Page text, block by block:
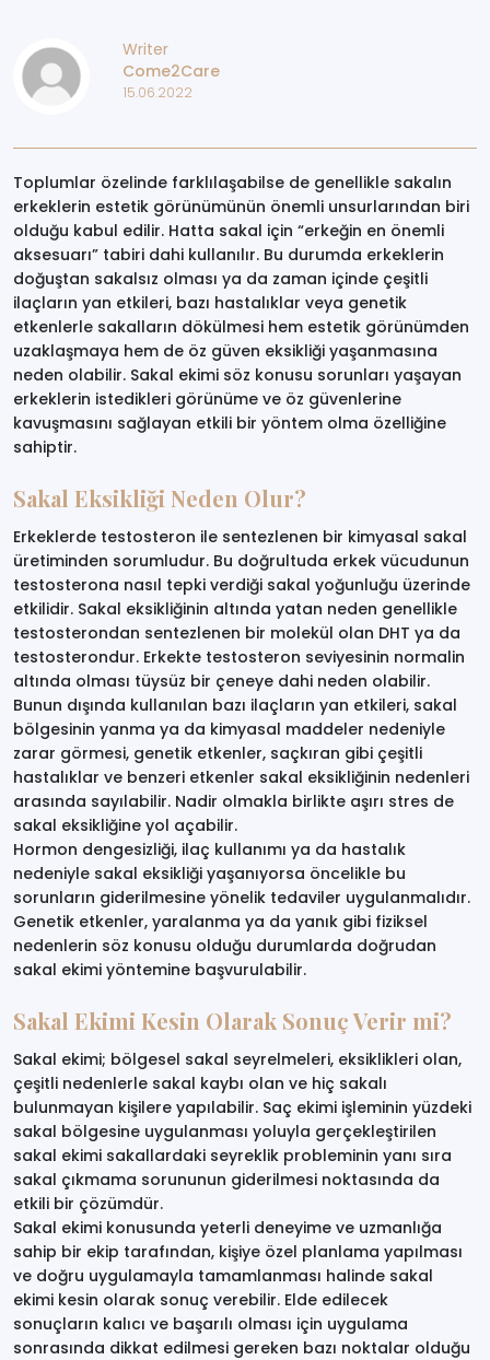
Writer
Come2Care
15.06.2022
Toplumlar özelinde farklılaşabilse de genellikle sakalın
erkeklerin estetik görünümünün önemli unsurlarından biri
olduğu kabul edilir. Hatta sakal için “erkeğin en önemli
aksesuarı” tabiri dahi kullanılır. Bu durumda erkeklerin
doğuştan sakalsız olması ya da zaman içinde çeşitli
ilaçların yan etkileri, bazı hastalıklar veya genetik
etkenlerle sakalların dökülmesi hem estetik görünümden
uzaklaşmaya hem de öz güven eksikliği yaşanmasına
neden olabilir. Sakal ekimi söz konusu sorunları yaşayan
erkeklerin istedikleri görünüme ve öz güvenlerine
kavuşmasını sağlayan etkili bir yöntem olma özelliğine
sahiptir.
Sakal Eksikliği Neden Olur?
Erkeklerde testosteron ile sentezlenen bir kimyasal sakal
üretiminden sorumludur. Bu doğrultuda erkek vücudunun
testosterona nasıl tepki verdiği sakal yoğunluğu üzerinde
etkilidir. Sakal eksikliğinin altında yatan neden genellikle
testosterondan sentezlenen bir molekül olan DHT ya da
testosterondur. Erkekte testosteron seviyesinin normalin
altında olması tüysüz bir çeneye dahi neden olabilir.
Bunun dışında kullanılan bazı ilaçların yan etkileri, sakal
bölgesinin yanma ya da kimyasal maddeler nedeniyle
zarar görmesi, genetik etkenler, saçkıran gibi çeşitli
hastalıklar ve benzeri etkenler sakal eksikliğinin nedenleri
arasında sayılabilir. Nadir olmakla birlikte aşırı stres de
sakal eksikliğine yol açabilir.
Hormon dengesizliği, ilaç kullanımı ya da hastalık
nedeniyle sakal eksikliği yaşanıyorsa öncelikle bu
sorunların giderilmesine yönelik tedaviler uygulanmalıdır.
Genetik etkenler, yaralanma ya da yanık gibi fiziksel
nedenlerin söz konusu olduğu durumlarda doğrudan
sakal ekimi yöntemine başvurulabilir.
Sakal Ekimi Kesin Olarak Sonuç Verir mi?
Sakal ekimi; bölgesel sakal seyrelmeleri, eksiklikleri olan,
çeşitli nedenlerle sakal kaybı olan ve hiç sakalı
bulunmayan kişilere yapılabilir. Saç ekimi işleminin yüzdeki
sakal bölgesine uygulanması yoluyla gerçekleştirilen
sakal ekimi sakallardaki seyreklik probleminin yanı sıra
sakal çıkmama sorununun giderilmesi noktasında da
etkili bir çözümdür.
Sakal ekimi konusunda yeterli deneyime ve uzmanlığa
sahip bir ekip tarafından, kişiye özel planlama yapılması
ve doğru uygulamayla tamamlanması halinde sakal
ekimi kesin olarak sonuç verebilir. Elde edilecek
sonuçların kalıcı ve başarılı olması için uygulama
sonrasında dikkat edilmesi gereken bazı noktalar olduğu